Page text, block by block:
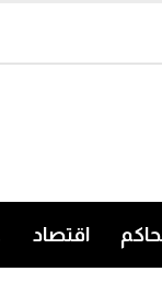
اقتصاد